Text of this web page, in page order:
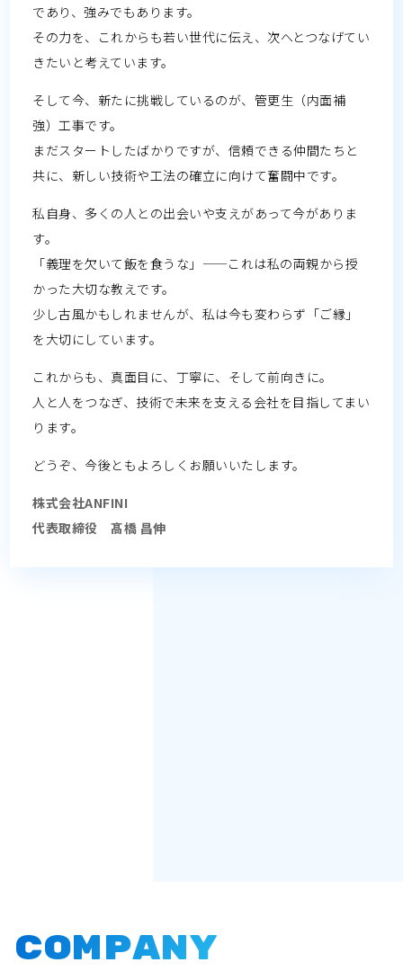
であり、強みでもあります。
その力を、これからも若い世代に伝え、次へとつなげてい
きたいと考えています。
そして今、新たに挑戦しているのが、管更生（内面補
強）工事です。
まだスタートしたばかりですが、信頼できる仲間たちと
共に、新しい技術や工法の確立に向けて奮闘中です。
私自身、多くの人との出会いや支えがあって今がありま
す。
「義理を欠いて飯を食うな」——これは私の両親から授
かった大切な教えです。
少し古風かもしれませんが、私は今も変わらず「ご縁」
を大切にしています。
これからも、真面目に、丁寧に、そして前向きに。
人と人をつなぎ、技術で未来を支える会社を目指してまい
ります。
どうぞ、今後ともよろしくお願いいたします。
株式会社ANFINI
代表取締役 髙橋 昌伸
Company